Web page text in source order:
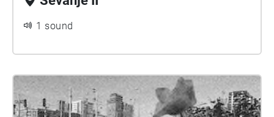
1 sound